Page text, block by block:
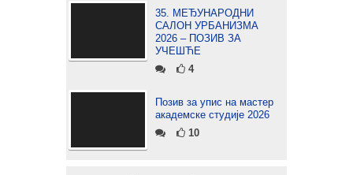
35. МЕЂУНАРОДНИ
САЛОН УРБАНИЗМА
2026 – ПОЗИВ ЗА
УЧЕШЋЕ
4
Позив за упис на мастер
академске студије 2026
10